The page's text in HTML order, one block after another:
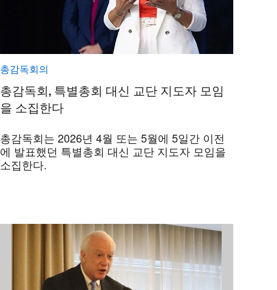
총감독회의
총감독회, 특별총회 대신 교단 지도자 모임
을 소집한다
총감독회는 2026년 4월 또는 5월에 5일간 이전
에 발표했던 특별총회 대신 교단 지도자 모임을
소집한다.